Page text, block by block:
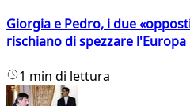
Giorgia e Pedro, i due
rischiano di spezzare l'Europa
1 min di lettura